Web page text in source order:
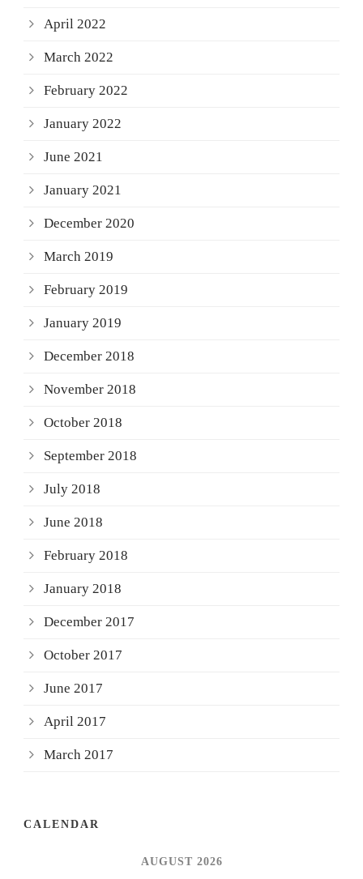
April 2022
March 2022
February 2022
January 2022
June 2021
January 2021
December 2020
March 2019
February 2019
January 2019
December 2018
November 2018
October 2018
September 2018
July 2018
June 2018
February 2018
January 2018
December 2017
October 2017
June 2017
April 2017
March 2017
CALENDAR
AUGUST 2026